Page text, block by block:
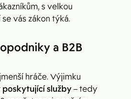
s velkou
vás zákon týká.
a B2B
hráče. Výjimku
služby– tedy